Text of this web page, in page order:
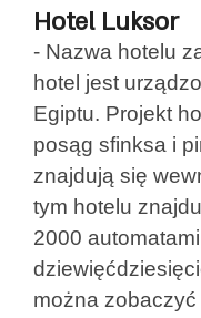
Hotel Luksor
- Nazwa hotelu
hotel jest
Egiptu. Projekt
posąg sfinksa i
znajdują się
tym hotelu
2000
można